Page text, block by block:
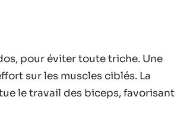
pour éviter toute triche. Une
sur les muscles ciblés. La
le travail des biceps, favorisant